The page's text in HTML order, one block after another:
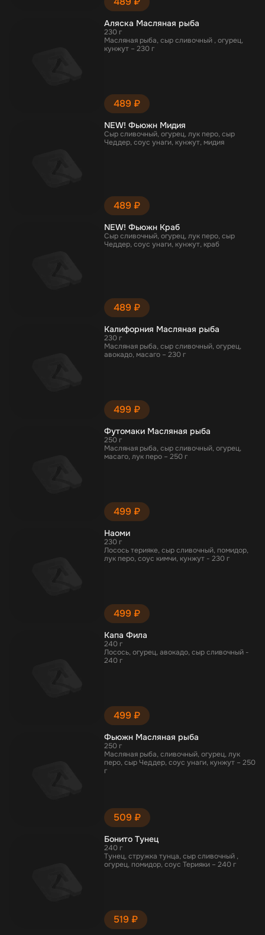
Аляска Масляная рыба
230 г
Масляная рыба, сыр сливочный , огурец,
кунжут – 230 г
489 ₽
NEW! Фьюжн Мидия
Сыр сливочный, огурец, лук перо, сыр
Чеддер, соус унаги, кунжут, мидия
489 ₽
NEW! Фьюжн Краб
Сыр сливочный, огурец, лук перо, сыр
Чеддер, соус унаги, кунжут, краб
489 ₽
Калифорния Масляная рыба
230 г
Масляная рыба, сыр сливочный, огурец,
авокадо, масаго – 230 г
499 ₽
Футомаки Масляная рыба
250 г
Масляная рыба, сыр сливочный, огурец,
масаго, лук перо – 250 г
499 ₽
Наоми
230 г
Лосось терияке, сыр сливочный, помидор,
лук перо, соус кимчи, кунжут - 230 г
499 ₽
Капа Фила
240 г
Лосось, огурец, авокадо, сыр сливочный -
240 г
499 ₽
Фьюжн Масляная рыба
250 г
Масляная рыба, сливочный, огурец, лук
перо, сыр Чеддер, соус унаги, кунжут – 250
г
509 ₽
Бонито Тунец
240 г
Тунец, стружка тунца, сыр сливочный ,
огурец, помидор, соус Терияки – 240 г
519 ₽